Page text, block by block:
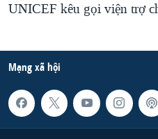
UNICEF kêu gọi viện trợ
Mạng xã hội